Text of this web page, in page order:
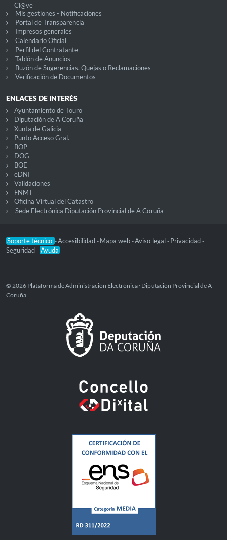
Cl@ve
Mis gestiones - Notificaciones
Portal de Transparencia
Impresos generales
Calendario Oficial
Perfil del Contratante
Tablón de Anuncios
Buzón de Sugerencias, Quejas o Reclamaciones
Verificación de Documentos
ENLACES DE INTERÉS
Ayuntamiento de Touro
Diputación de A Coruña
Xunta de Galicia
Punto Acceso Gral.
BOP
DOG
BOE
eDNI
Validaciones
FNMT
Oficina Virtual del Catastro
Sede Electrónica Diputación Provincial de A Coruña
Soporte técnico -Accesibilidad - Mapa web -Aviso legal - Privacidad -
Seguridad - Ayuda
© 2026 Plataforma de Administración Electrónica · Diputación Provincial de A
Coruña